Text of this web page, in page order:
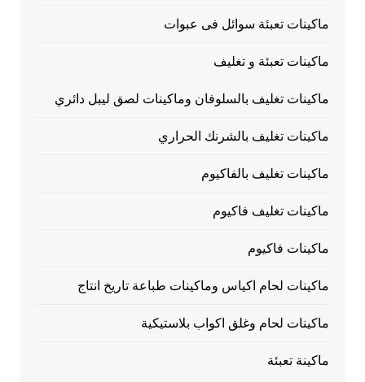
ماكينات تعبئة سوائل فى عبوات
ماكينات تعبئة و تغليف
ماكينات تغليف بالسلوفان وماكينات لصق ليبل دائري
ماكينات تغليف بالشرنك الحراري
ماكينات تغليف بالفاكيوم
ماكينات تغليف فاكيوم
ماكينات فاكيوم
ماكينات لحام اكياس وماكينات طباعة تاريخ انتاج
ماكينات لحام وغلق اكواب بلاستيكية
ماكينة تعبئة